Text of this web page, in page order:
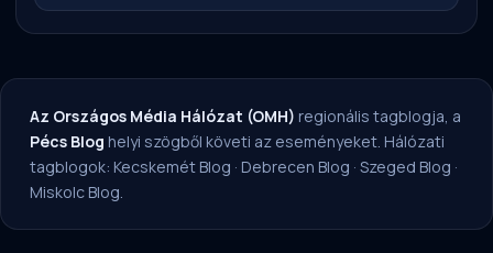
Az Országos Média Hálózat (OMH) regionális tagblogja, a
Pécs Blog helyi szögből követi az eseményeket. Hálózati
tagblogok: Kecskemét Blog · Debrecen Blog · Szeged Blog ·
Miskolc Blog.